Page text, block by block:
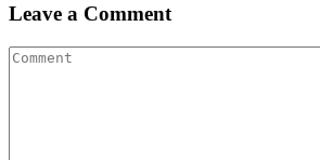
Leave a Comment